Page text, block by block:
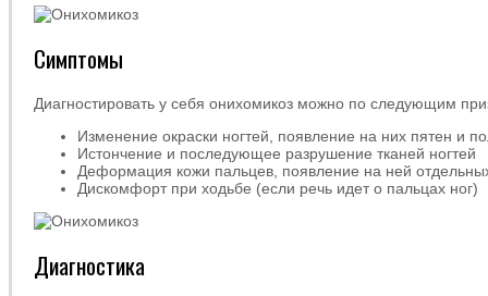
Симптомы
Диагностировать у себя онихомикоз можно по следующим
Изменение окраски ногтей, появление на них пятен и
Истончение и последующее разрушение тканей ногтей
Деформация кожи пальцев, появление на ней
Дискомфорт при ходьбе (если речь идет о пальцах ног)
Диагностика